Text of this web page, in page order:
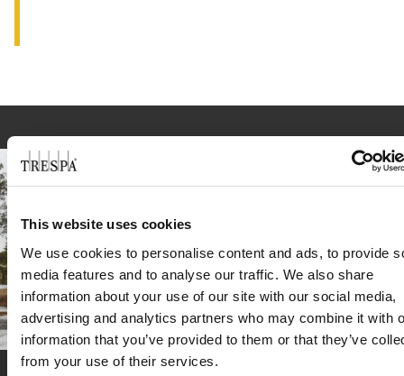
This website uses cookies
We use cookies to personalise content and ads, to provide
media features and to analyse our traffic. We also share
information about your use of our site with our social media,
advertising and analytics partners who may combine it with
information that you’ve provided to them or that they’ve
from your use of their services.